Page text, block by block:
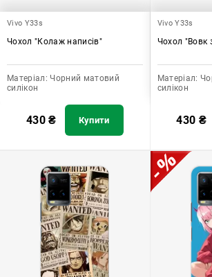
Vivo Y33s
Чохол "Колаж написів"
Матеріал: Чорний матовий
силікон
430₴ Купити
Vivo Y33s
Чохол "Вовк
Матеріал:
силікон
430 ₴